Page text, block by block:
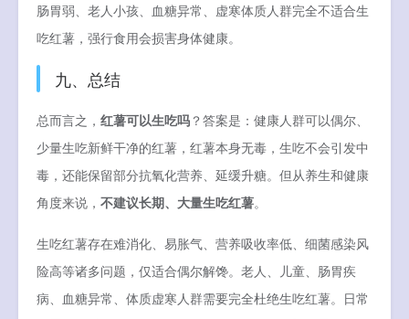
肠胃弱、老人小孩、血糖异常、虚寒体质人群完全不适合生
吃红薯，强行食用会损害身体健康。
九、总结
总而言之， 红薯可以生吃吗 ？答案是：健康人群可以偶尔、
少量生吃新鲜干净的红薯，红薯本身无毒，生吃不会引发中
毒，还能保留部分抗氧化营养、延缓升糖。但从养生和健康
角度来说， 不建议长期、大量生吃红薯。
生吃红薯存在难消化、易胀气、营养吸收率低、细菌感染风
险高等诸多问题，仅适合偶尔解馋。老人、儿童、肠胃疾
病、血糖异常、体质虚寒人群需要完全杜绝生吃红薯。日常